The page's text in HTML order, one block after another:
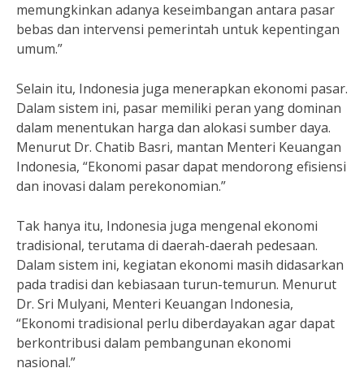
memungkinkan adanya keseimbangan antara pasar
bebas dan intervensi pemerintah untuk kepentingan
umum.”
Selain itu, Indonesia juga menerapkan ekonomi pasar.
Dalam sistem ini, pasar memiliki peran yang dominan
dalam menentukan harga dan alokasi sumber daya.
Menurut Dr. Chatib Basri, mantan Menteri Keuangan
Indonesia, “Ekonomi pasar dapat mendorong efisiensi
dan inovasi dalam perekonomian.”
Tak hanya itu, Indonesia juga mengenal ekonomi
tradisional, terutama di daerah-daerah pedesaan.
Dalam sistem ini, kegiatan ekonomi masih didasarkan
pada tradisi dan kebiasaan turun-temurun. Menurut
Dr. Sri Mulyani, Menteri Keuangan Indonesia,
“Ekonomi tradisional perlu diberdayakan agar dapat
berkontribusi dalam pembangunan ekonomi
nasional.”